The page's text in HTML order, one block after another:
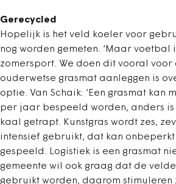
Gerecycled
Hopelijk is het veld koeler voor
nog worden gemeten. ‘Maar voetbal
zomersport. We doen dit vooral voor
ouderwetse grasmat aanleggen is
optie. Van Schaik: ‘Een grasmat kan
per jaar bespeeld worden, anders is
kaal getrapt. Kunstgras wordt zes,
intensief gebruikt, dat kan
gespeeld. Logistiek is een grasmat
gemeente wil ook graag dat de
gebruikt worden, daarom stimuleren